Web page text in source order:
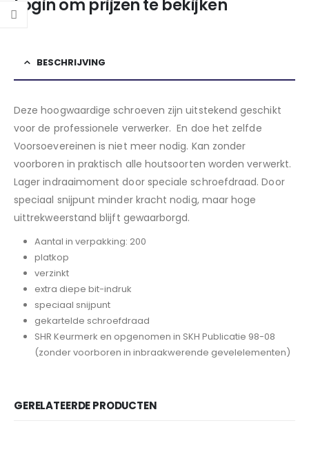
Login om prijzen te bekijken
BESCHRIJVING
Deze hoogwaardige schroeven zijn uitstekend geschikt
voor de professionele verwerker. En doe het zelfde
Voorsoevereinen is niet meer nodig. Kan zonder
voorboren in praktisch alle houtsoorten worden verwerkt.
Lager indraaimoment door speciale schroefdraad. Door
speciaal snijpunt minder kracht nodig, maar hoge
uittrekweerstand blijft gewaarborgd.
Aantal in verpakking: 200
platkop
verzinkt
extra diepe bit-indruk
speciaal snijpunt
gekartelde schroefdraad
SHR Keurmerk en opgenomen in SKH Publicatie 98-08
(zonder voorboren in inbraakwerende gevelelementen)
GERELATEERDE PRODUCTEN